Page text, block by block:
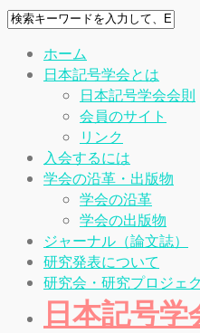
ホーム
日本記号学会とは
日本記号学会会則
会員のサイト
リンク
入会するには
学会の沿革・出版物
学会の沿革
学会の出版物
ジャーナル（論文誌）
研究発表について
研究会・研究プロジェ
日本記号